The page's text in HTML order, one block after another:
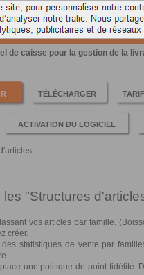
de caisse pour la gestion de la
TÉLÉCHARGER
ACTIVATION DU LOGICIEL
DE LA LIVRAISON A
"Structures
vos articles par famille.
créer.
statistiques de vente par
une politique de point fidélité.